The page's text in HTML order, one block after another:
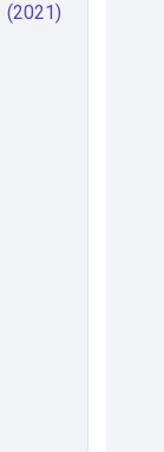
(2021)